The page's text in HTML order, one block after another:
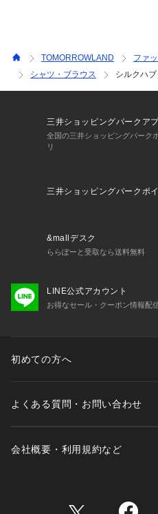
大変デリケートな素材です。
紫外線に弱く色褪せしやすいた
い。
ため、汗や雨に濡れた場合は早
毛羽立ち、白化、色落ちの原因
TOMORROWLAND ファ
シャツ・ブラウス
シルクハ
三井ショッピングパークア
全国の三井ショッピングパーク
リ
三井ショッピングパークポ
&mallデスク
ららぽーと受取なら送料無料
LINE公式アカウント
お得なセール・クーポン情報配
初めての方へ
よくある質問・お問い合わせ
会社概要・利用規約など